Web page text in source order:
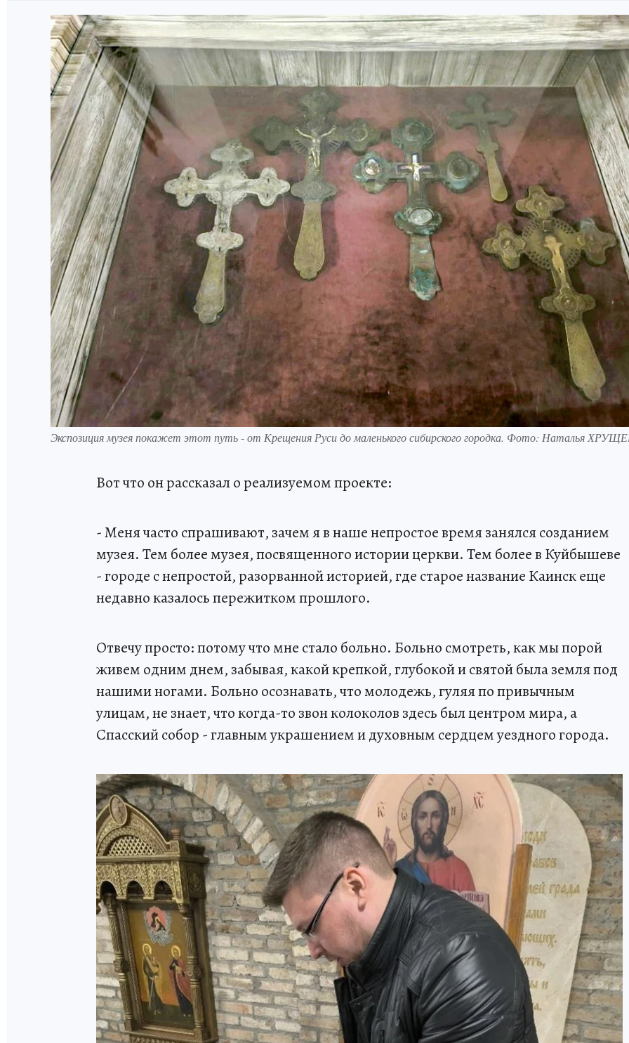
Экспозиция музея покажет этот путь - от Крещения Руси до маленького сибирского городка. Фото: Наталья
Вот что он рассказал о реализуемом проекте:
- Меня часто спрашивают, зачем я в наше непростое время занялся созданием
музея. Тем более музея, посвященного истории церкви. Тем более в Куйбышеве
- городе с непростой, разорванной историей, где старое название Каинск еще
недавно казалось пережитком прошлого.
Отвечу просто: потому что мне стало больно. Больно смотреть, как мы порой
живем одним днем, забывая, какой крепкой, глубокой и святой была земля под
нашими ногами. Больно осознавать, что молодежь, гуляя по привычным
улицам, не знает, что когда-то звон колоколов здесь был центром мира, а
Спасский собор - главным украшением и духовным сердцем уездного города.